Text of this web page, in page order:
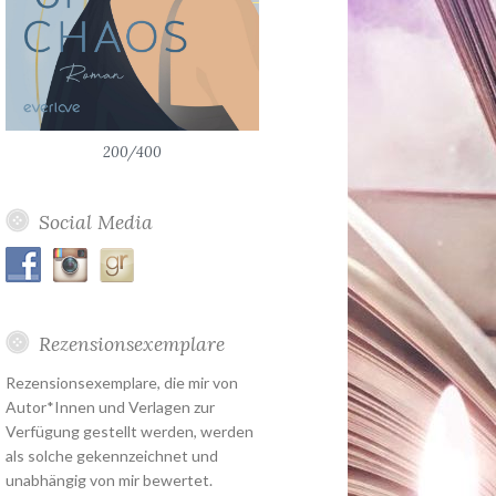
200/400
Social Media
Rezensionsexemplare
Rezensionsexemplare, die mir von
Autor*Innen und Verlagen zur
Verfügung gestellt werden, werden
als solche gekennzeichnet und
unabhängig von mir bewertet.